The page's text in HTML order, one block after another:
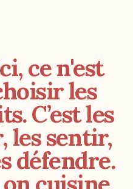
ce n'est
les
C’est les
les sentir,
défendre.